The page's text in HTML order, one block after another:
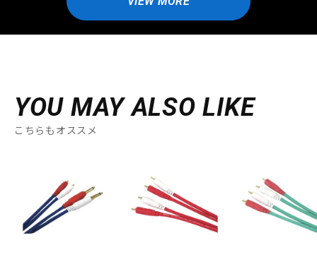
YOU MAY ALSO LIKE
こちらもオススメ